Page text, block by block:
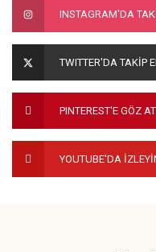
INSTAGRAM'DA
TWITTER'DA TAKİP
PINTEREST'E GÖZ
YOUTUBE'DA